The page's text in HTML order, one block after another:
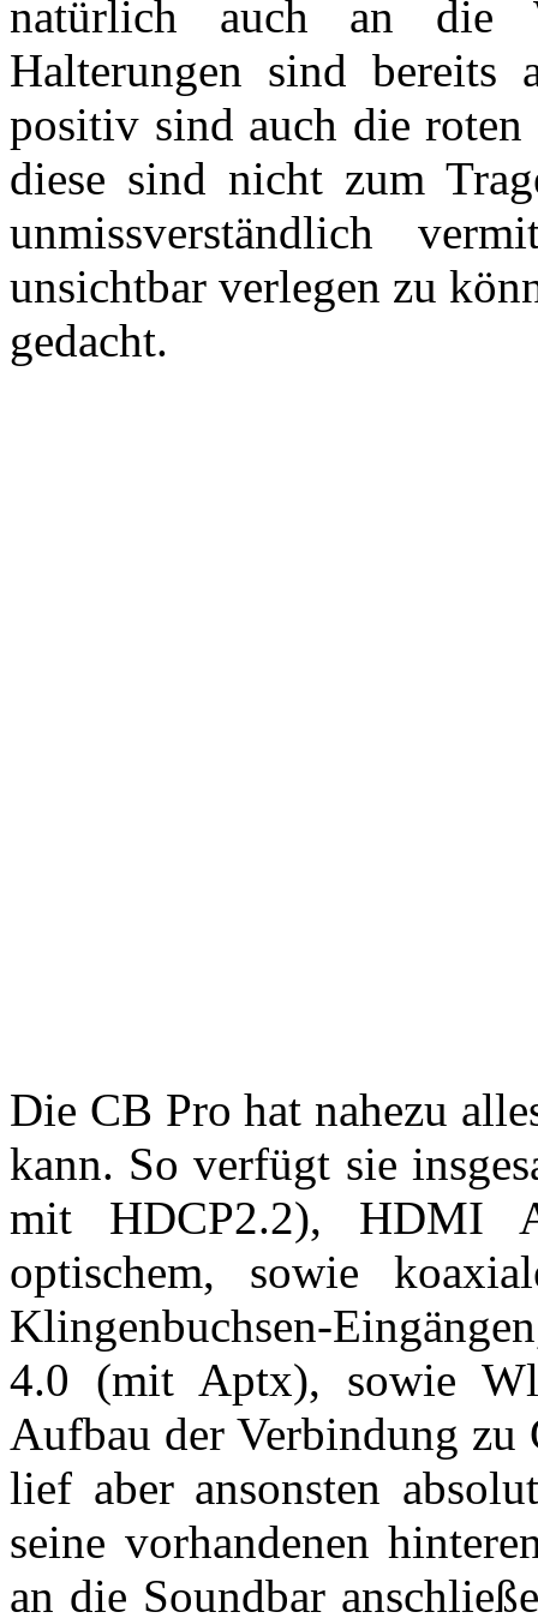
natürlich auch an die
Halterungen sind bereits
positiv sind auch die roten
diese sind nicht zum
unmissverständlich
unsichtbar verlegen zu
gedacht.
Die CB Pro hat nahezu
kann. So verfügt sie
mit HDCP2.2), HDMI
optischem, sowie
Klingenbuchsen-
4.0 (mit Aptx), sowie
Aufbau der Verbindung zu
lief aber ansonsten
seine vorhandenen
an die Soundbar